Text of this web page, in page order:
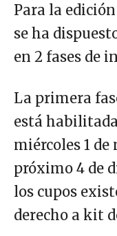
Para la
se ha
en 2 fases de
La primera
está
miércoles 1
próximo 4 de
los cupos
derecho a kit